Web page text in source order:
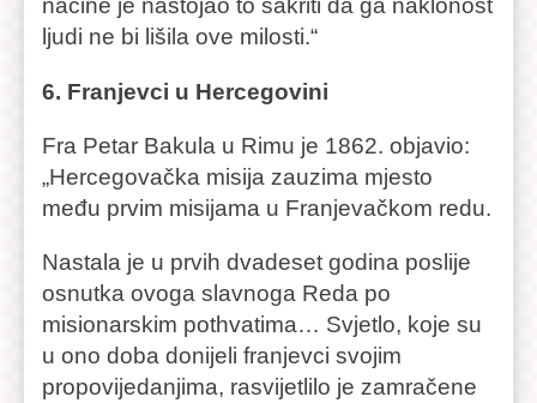
načine je nastojao to sakriti da ga naklonost
ljudi ne bi lišila ove milosti.“
6. Franjevci u Hercegovini
Fra Petar Bakula u Rimu je 1862. objavio:
„Hercegovačka misija zauzima mjesto
među prvim misijama u Franjevačkom redu.
Nastala je u prvih dvadeset godina poslije
osnutka ovoga slavnoga Reda po
misionarskim pothvatima… Svjetlo, koje su
u ono doba donijeli franjevci svojim
propovijedanjima, rasvijetlilo je zamračene